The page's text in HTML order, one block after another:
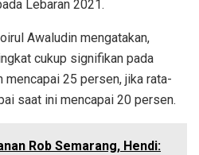
Lebaran 2021.
Awaludin mengatakan,
cukup signifikan pada
mencapai 25 persen, jika rata-
saat ini mencapai 20 persen.
Rob Semarang, Hendi: